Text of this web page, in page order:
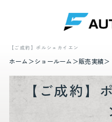
【ご成約】ポルシェカイエン
ホーム ショールーム 販売実績
【ご成約】